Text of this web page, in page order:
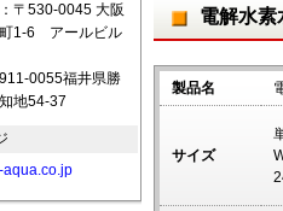
電解水
製品名
サイズ
〒530-0045 大阪
1-6 アールビル
0055福井県勝
地54-37
aqua.co.jp